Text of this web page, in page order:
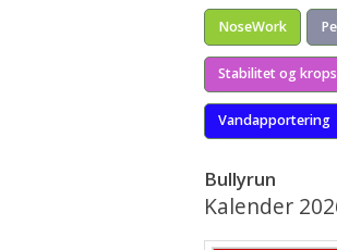
NoseWork
Stabilitet og
Vandapportering
Bullyrun
Kalender